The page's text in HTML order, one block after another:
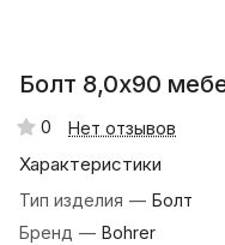
Болт 8,0х90
0 Нет отзывов
Характеристики
Тип изделия — Болт
Бренд — Bohrer